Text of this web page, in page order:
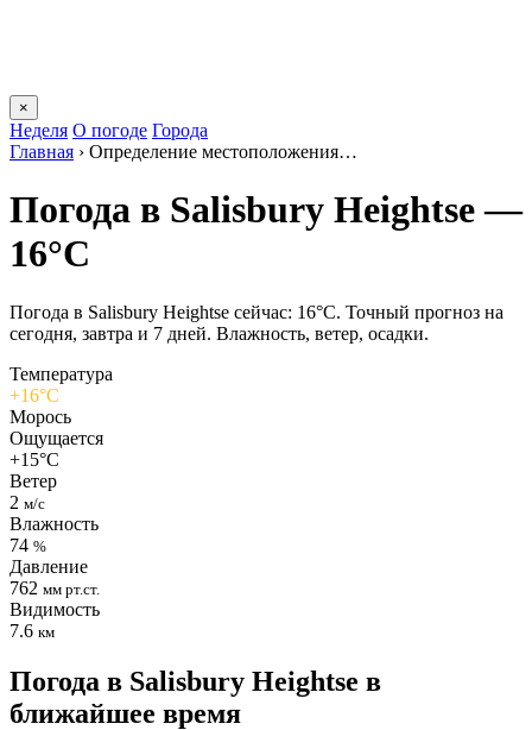
×
Неделя О погоде Города
Главная › Определение местоположения…
Погода в Salisbury Heightsе —
16°C
Погода в Salisbury Heightsе сейчас: 16°C. Точный прогноз на
сегодня, завтра и 7 дней. Влажность, ветер, осадки.
Температура
+16°C
Морось
Ощущается
+15°C
Ветер
2 м/с
Влажность
74 %
Давление
762 мм рт.ст.
Видимость
7.6 км
Погода в Salisbury Heightsе в
ближайшее время